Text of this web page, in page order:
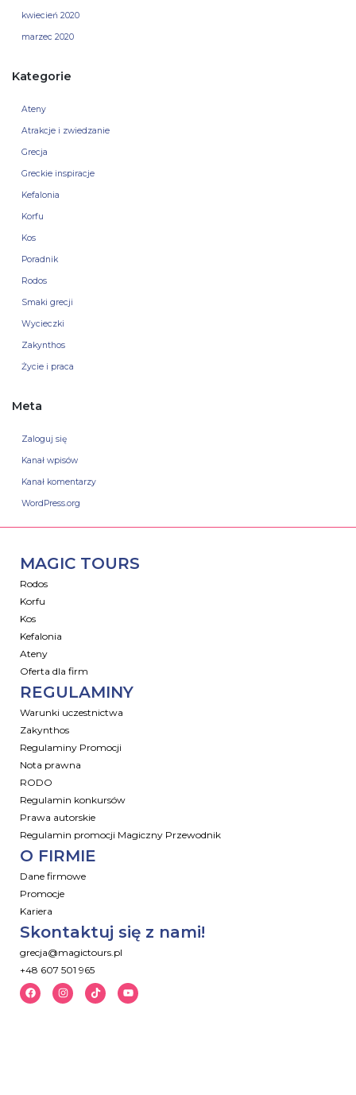
kwiecień 2020
marzec 2020
Kategorie
Ateny
Atrakcje i zwiedzanie
Grecja
Greckie inspiracje
Kefalonia
Korfu
Kos
Poradnik
Rodos
Smaki grecji
Wycieczki
Zakynthos
Życie i praca
Meta
Zaloguj się
Kanał wpisów
Kanał komentarzy
WordPress.org
MAGIC TOURS
Rodos
Korfu
Kos
Kefalonia
Ateny
Oferta dla firm
REGULAMINY
Warunki uczestnictwa
Zakynthos
Regulaminy Promocji
Nota prawna
RODO
Regulamin konkursów
Prawa autorskie
Regulamin promocji Magiczny Przewodnik
O FIRMIE
Dane firmowe
Promocje
Kariera
Skontaktuj się z nami!
grecja@magictours.pl
+48 607 501 965